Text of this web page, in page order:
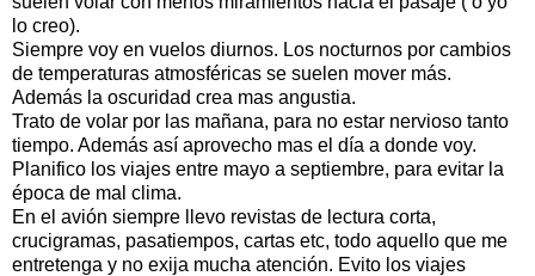
lo creo).
Siempre voy en vuelos diurnos. Los nocturnos por cambios
de temperaturas atmosféricas se suelen mover más.
Además la oscuridad crea mas angustia.
Trato de volar por las mañana, para no estar nervioso tanto
tiempo. Además así aprovecho mas el día a donde voy.
Planifico los viajes entre mayo a septiembre, para evitar la
época de mal clima.
En el avión siempre llevo revistas de lectura corta,
crucigramas, pasatiempos, cartas etc, todo aquello que me
entretenga y no exija mucha atención. Evito los viajes